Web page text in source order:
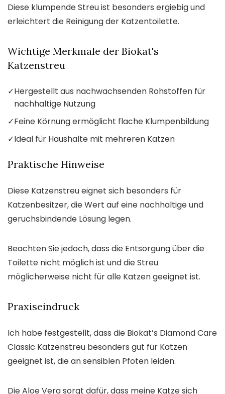
Diese klumpende Streu ist besonders ergiebig und
erleichtert die Reinigung der Katzentoilette.
Wichtige Merkmale der Biokat's
Katzenstreu
✓Hergestellt aus nachwachsenden Rohstoffen für
nachhaltige Nutzung
✓Feine Körnung ermöglicht flache Klumpenbildung
✓Ideal für Haushalte mit mehreren Katzen
Praktische Hinweise
Diese Katzenstreu eignet sich besonders für
Katzenbesitzer, die Wert auf eine nachhaltige und
geruchsbindende Lösung legen.
Beachten Sie jedoch, dass die Entsorgung über die
Toilette nicht möglich ist und die Streu
möglicherweise nicht für alle Katzen geeignet ist.
Praxiseindruck
Ich habe festgestellt, dass die Biokat’s Diamond Care
Classic Katzenstreu besonders gut für Katzen
geeignet ist, die an sensiblen Pfoten leiden.
Die Aloe Vera sorgt dafür, dass meine Katze sich